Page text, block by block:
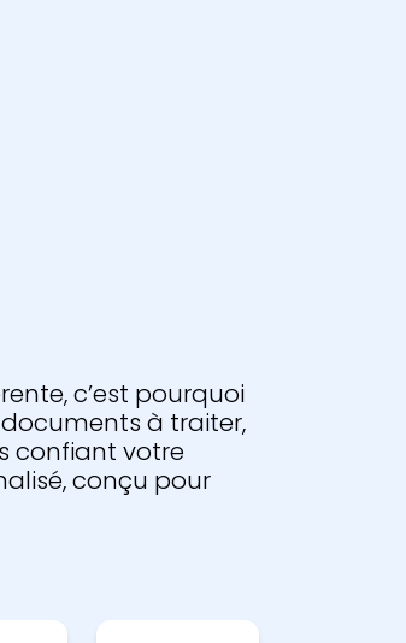
c’est pourquoi
à traiter,
confiant votre
conçu pour